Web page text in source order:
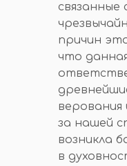
связанные
причин
что
верования
за нашей
возникла
в